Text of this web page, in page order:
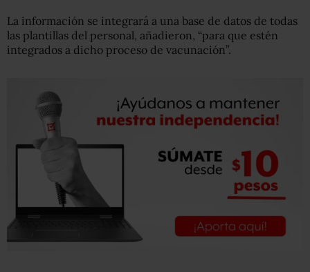
La información se integrará a una base de datos de todas
las plantillas del personal, añadieron, “para que estén
integrados a dicho proceso de vacunación”.